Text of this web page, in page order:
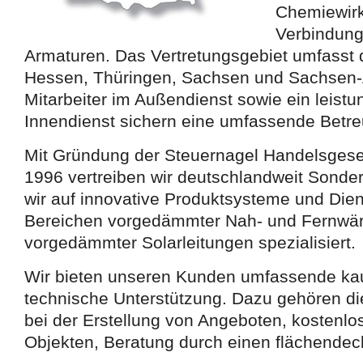
Armaturen. Das Vertretungsgebiet umfasst
Hessen, Thüringen, Sachsen und
Mitarbeiter im Außendienst sowie ein
Innendienst sichern eine umfassende
Mit Gründung der Steuernagel
1996 vertreiben wir deutschlandweit
wir auf innovative Produktsysteme und
Bereichen vorgedämmter Nah- und
vorgedämmter Solarleitungen spezialisiert.
Wir bieten unseren Kunden umfassende
technische Unterstützung. Dazu gehören
bei der Erstellung von Angeboten,
Objekten, Beratung durch einen